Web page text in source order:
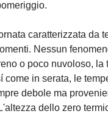
caratterizzata da
Nessun
o poco nuvoloso, la
in serata, le
debole ma
dello zero